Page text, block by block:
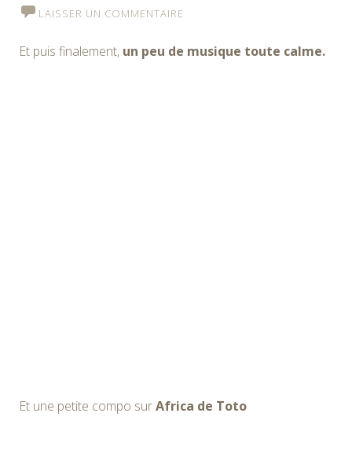
LAISSER UN COMMENTAIRE
Et puis finalement, un peu de musique toute calme.
Et une petite compo surAfrica de Toto